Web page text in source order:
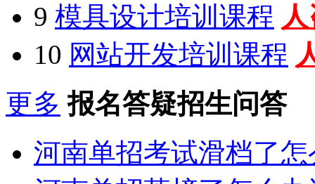
9 模具设计培训课程
10 网站开发培训课程
更多 报名答疑招生问答
河南单招考试滑档了